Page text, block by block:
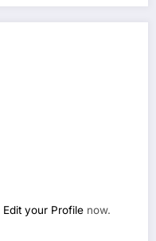
Edit your Profile now.